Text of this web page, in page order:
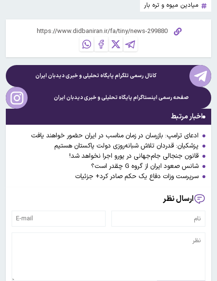
میادین میوه و تره بار
کانال رسمی تلگرام پایگاه تحلیلی و خبریدیدبان ایران
صفحه رسمی اینستاگرام پایگاه تحلیلی و خبریدیدبان ایران
اخبار مرتبط
ادعای ترامپ: بازرسان در زمان مناسب در ایران حضور خواهند یافت
پزشکیان: قدردان تلاش شبانه‌روزی دولت پاکستان هستیم
قانون جنجالی جام‌جهانی در یورو اجرا نخواهد شد!
شانس صعود ایران از گروه G چقدر است؟
سرپرست وزات دفاع یک حکم صادر کرد+ جزئیات
ارسال نظر